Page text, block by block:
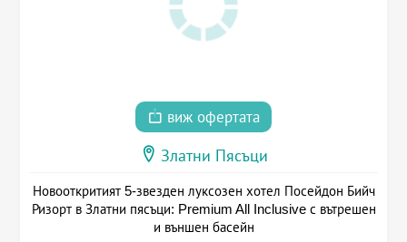
виж офертата
Златни Пясъци
Новооткритият 5-звезден луксозен хотел Посейдон Бийч
Ризорт в Златни пясъци: Premium All Inclusive с вътрешен
и външен басейн